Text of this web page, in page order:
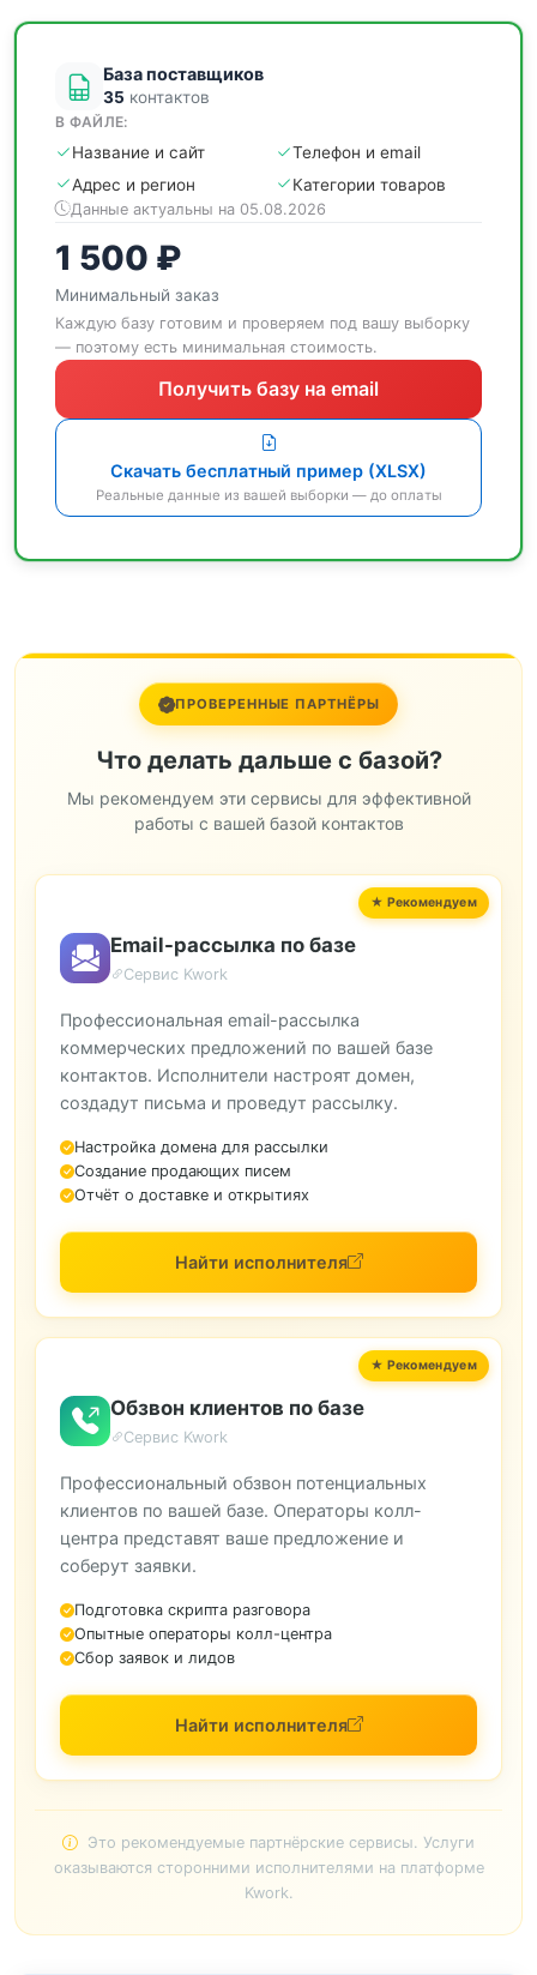
База поставщиков
35 контактов
В ФАЙЛЕ:
Название и сайт
Телефон и email
Адрес и регион
Категории товаров
Данные актуальны на 05.08.2026
1 500 ₽
Минимальный заказ
Каждую базу готовим и проверяем под вашу выборку
— поэтому есть минимальная стоимость.
Получить базу на email
Скачать бесплатный пример (XLSX)
Реальные данные из вашей выборки — до оплаты
ПРОВЕРЕННЫЕ ПАРТНЁРЫ
Что делать дальше с базой?
Мы рекомендуем эти сервисы для эффективной
работы с вашей базой контактов
Email-рассылка по базе
Сервис Kwork
Профессиональная email-рассылка
коммерческих предложений по вашей базе
контактов. Исполнители настроят домен,
создадут письма и проведут рассылку.
Настройка домена для рассылки
Создание продающих писем
Отчёт о доставке и открытиях
Найти исполнителя
Обзвон клиентов по базе
Сервис Kwork
Профессиональный обзвон потенциальных
клиентов по вашей базе. Операторы колл-
центра представят ваше предложение и
соберут заявки.
Подготовка скрипта разговора
Опытные операторы колл-центра
Сбор заявок и лидов
Найти исполнителя
Это рекомендуемые партнёрские сервисы. Услуги
оказываются сторонними исполнителями на платформе
Kwork.